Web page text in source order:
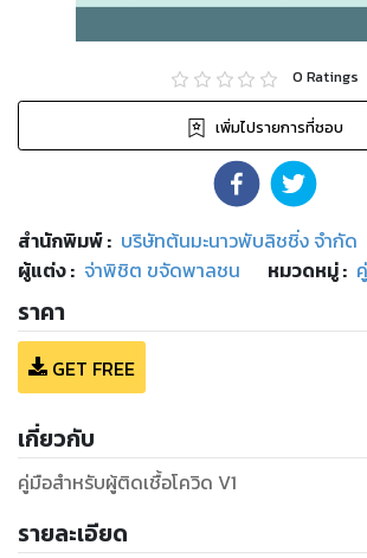
0 Ratings
เพิ่มไปรายการที่ชอบ
สำนักพิมพ์: บริษัทต้นมะนาวพับลิชชิ่ง จำกัด
ผู้แต่ง : จ่าพิชิต ขจัดพาลชน หมวดหมู่:
ราคา
GET FREE
เกี่ยวกับ
คู่มือสำหรับผู้ติดเชื้อโควิด V1
รายละเอียด